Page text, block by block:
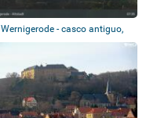
Wernigerode - casco antiguo,
castillo